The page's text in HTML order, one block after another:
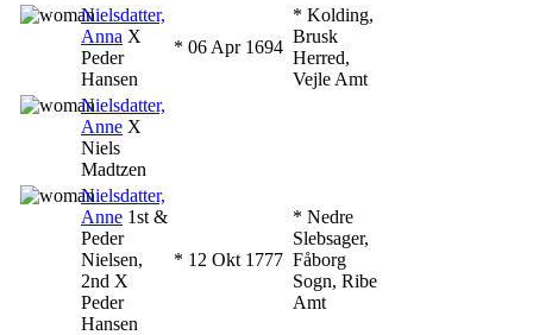
Nielsdatter,
Anna X
Peder
Hansen
* ‎06 Apr 1694
* Kolding,
Brusk
Herred,
Vejle Amt
Nielsdatter,
Anne X
Niels
Madtzen
Nielsdatter,
Anne 1st &
Peder
Nielsen,
2nd X
Peder
Hansen
* ‎12 Okt 1777
* Nedre
Slebsager,
Fåborg
Sogn, Ribe
Amt